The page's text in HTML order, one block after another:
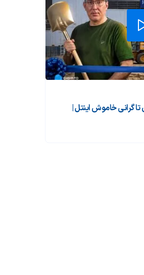
تا گرانی خاموش اینتل |